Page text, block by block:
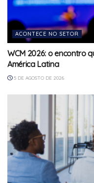
ACONTECE NO SETOR
WCM 2026: o encontro
América Latina
5 DE AGOSTO DE 2026